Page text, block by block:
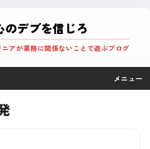
のデブを信じろ
アが業務に関係ないことで遊ぶブログ
メニュー